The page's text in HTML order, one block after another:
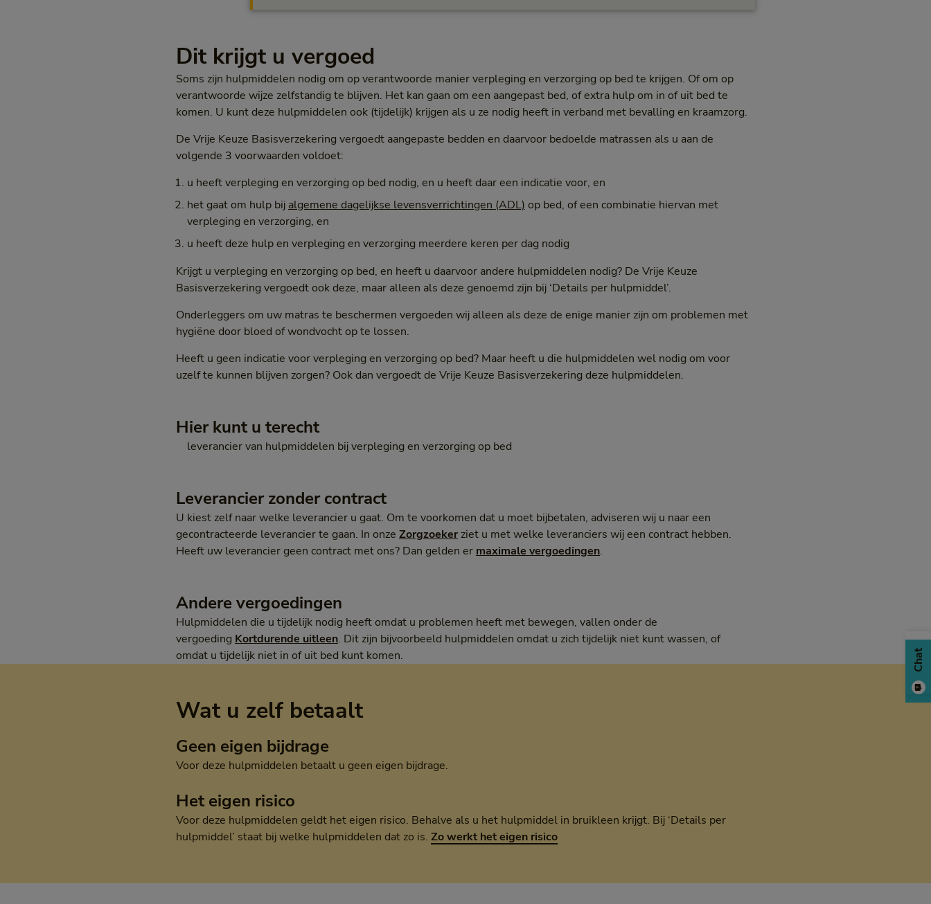
Dit krijgt u vergoed
Soms zijn hulpmiddelen nodig om op verantwoorde manier verpleging en verzorging op bed te krijgen. Of om op
verantwoorde wijze zelfstandig te blijven. Het kan gaan om een aangepast bed, of extra hulp om in of uit bed te
komen. U kunt deze hulpmiddelen ook (tijdelijk) krijgen als u ze nodig heeft in verband met bevalling en kraamzorg.
De Vrije Keuze Basisverzekering vergoedt aangepaste bedden en daarvoor bedoelde matrassen als u aan de
volgende 3 voorwaarden voldoet:
u heeft verpleging en verzorging op bed nodig, en u heeft daar een indicatie voor, en
het gaat om hulp bij algemene dagelijkse levensverrichtingen (ADL) op bed, of een combinatie hiervan met
verpleging en verzorging, en
u heeft deze hulp en verpleging en verzorging meerdere keren per dag nodig
Krijgt u verpleging en verzorging op bed, en heeft u daarvoor andere hulpmiddelen nodig? De Vrije Keuze
Basisverzekering vergoedt ook deze, maar alleen als deze genoemd zijn bij ‘Details per hulpmiddel’.
Onderleggers om uw matras te beschermen vergoeden wij alleen als deze de enige manier zijn om problemen met
hygiëne door bloed of wondvocht op te lossen.
Heeft u geen indicatie voor verpleging en verzorging op bed? Maar heeft u die hulpmiddelen wel nodig om voor
uzelf te kunnen blijven zorgen? Ook dan vergoedt de Vrije Keuze Basisverzekering deze hulpmiddelen.
Hier kunt u terecht
leverancier van hulpmiddelen bij verpleging en verzorging op bed
Leverancier zonder contract
U kiest zelf naar welke leverancier u gaat. Om te voorkomen dat u moet bijbetalen, adviseren wij u naar een
gecontracteerde leverancier te gaan. In onze Zorgzoeker ziet u met welke leveranciers wij een contract hebben.
Heeft uw leverancier geen contract met ons? Dan gelden er maximale vergoedingen.
Andere vergoedingen
Hulpmiddelen die u tijdelijk nodig heeft omdat u problemen heeft met bewegen, vallen onder de
vergoeding Kortdurende uitleen. Dit zijn bijvoorbeeld hulpmiddelen omdat u zich tijdelijk niet kunt wassen, of
omdat u tijdelijk niet in of uit bed kunt komen.
Wat u zelf betaalt
Geen eigen bijdrage
Voor deze hulpmiddelen betaalt u geen eigen bijdrage.
Het eigen risico
Voor deze hulpmiddelen geldt het eigen risico. Behalve als u het hulpmiddel in bruikleen krijgt. Bij ‘Details per
hulpmiddel’ staat bij welke hulpmiddelen dat zo is. Zo werkt het eigen risico
Chat